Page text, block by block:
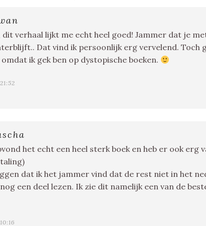
dit verhaal lijkt me echt heel goed! Jammer dat je
Dat vind ik persoonlijk erg vervelend. Toch
ik gek ben op dystopische boeken.
het echt een heel sterk boek en heb er ook erg
dat ik het jammer vind dat de rest niet in het
een deel lezen. Ik zie dit namelijk een van de